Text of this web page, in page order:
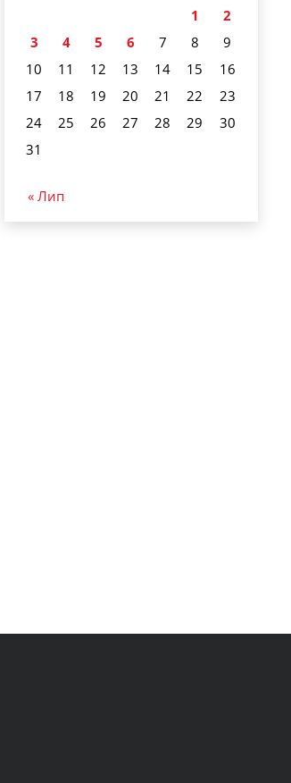
1
2
3
4 5 6 7 8
9
10
11 12 13 14 15
16
17
18 19 20 21 22
23
24
25 26 27 28 29
30
31
« Лип